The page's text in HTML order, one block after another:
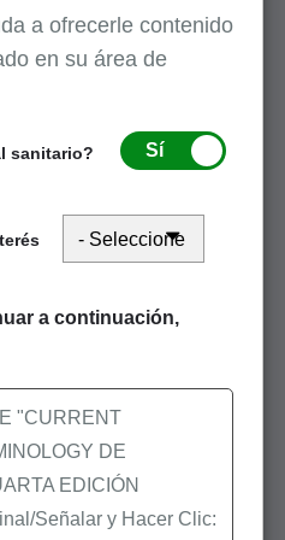
que contienen
accesibles.
antes de la palabra
una categoría de
e incluye la información
los datos devueltos por
puede guardar
una copia para
del paciente y
a ofrecerle contenido
en su área de
sanitario? Sí
a continuación,
"CURRENT
DE
EDICIÓN
Señalar y Hacer Clic: